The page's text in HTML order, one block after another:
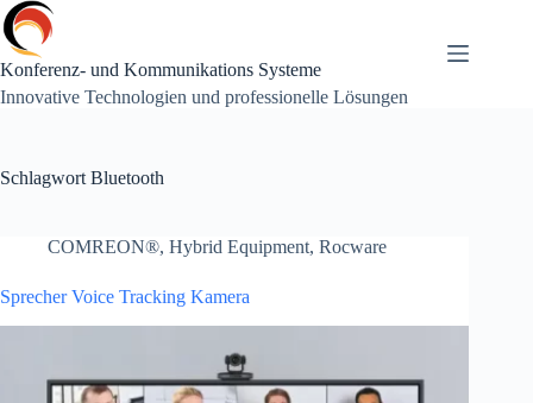
Zum
Inhalt
springen
Konferenz- und Kommunikations Systeme
Innovative Technologien und professionelle Lösungen
Schlagwort Bluetooth
COMREON®, Hybrid Equipment, Rocware
Sprecher Voice Tracking Kamera